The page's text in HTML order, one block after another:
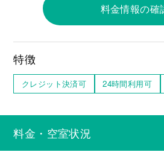
料金情報の確
特徴
クレジット決済可 24時間利用可
料金・空室状況